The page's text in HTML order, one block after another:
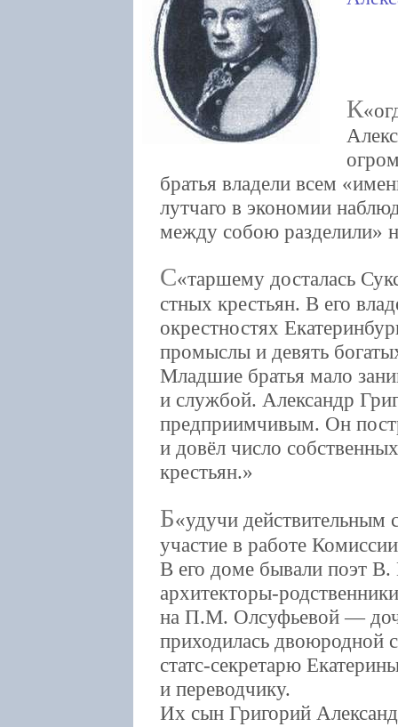
К
братья владели всем
лутчаго в экономии
между собою разделили»
С таршему досталась
стных крестьян. В его
окрестностях
промыслы и девять
Младшие братья мало
и службой. Александр
предприимчивым. Он
и довёл число
крестьян.
Б удучи действительным
участие в работе
В его доме бывали поэт
архитекторы-
на П.М. Олсуфьевой —
приходилась двоюродной
статс-секретарю
и переводчику.
Их сын Григорий